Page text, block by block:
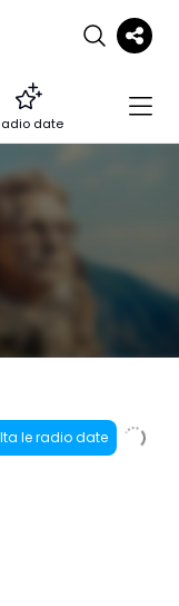
date
le radio date